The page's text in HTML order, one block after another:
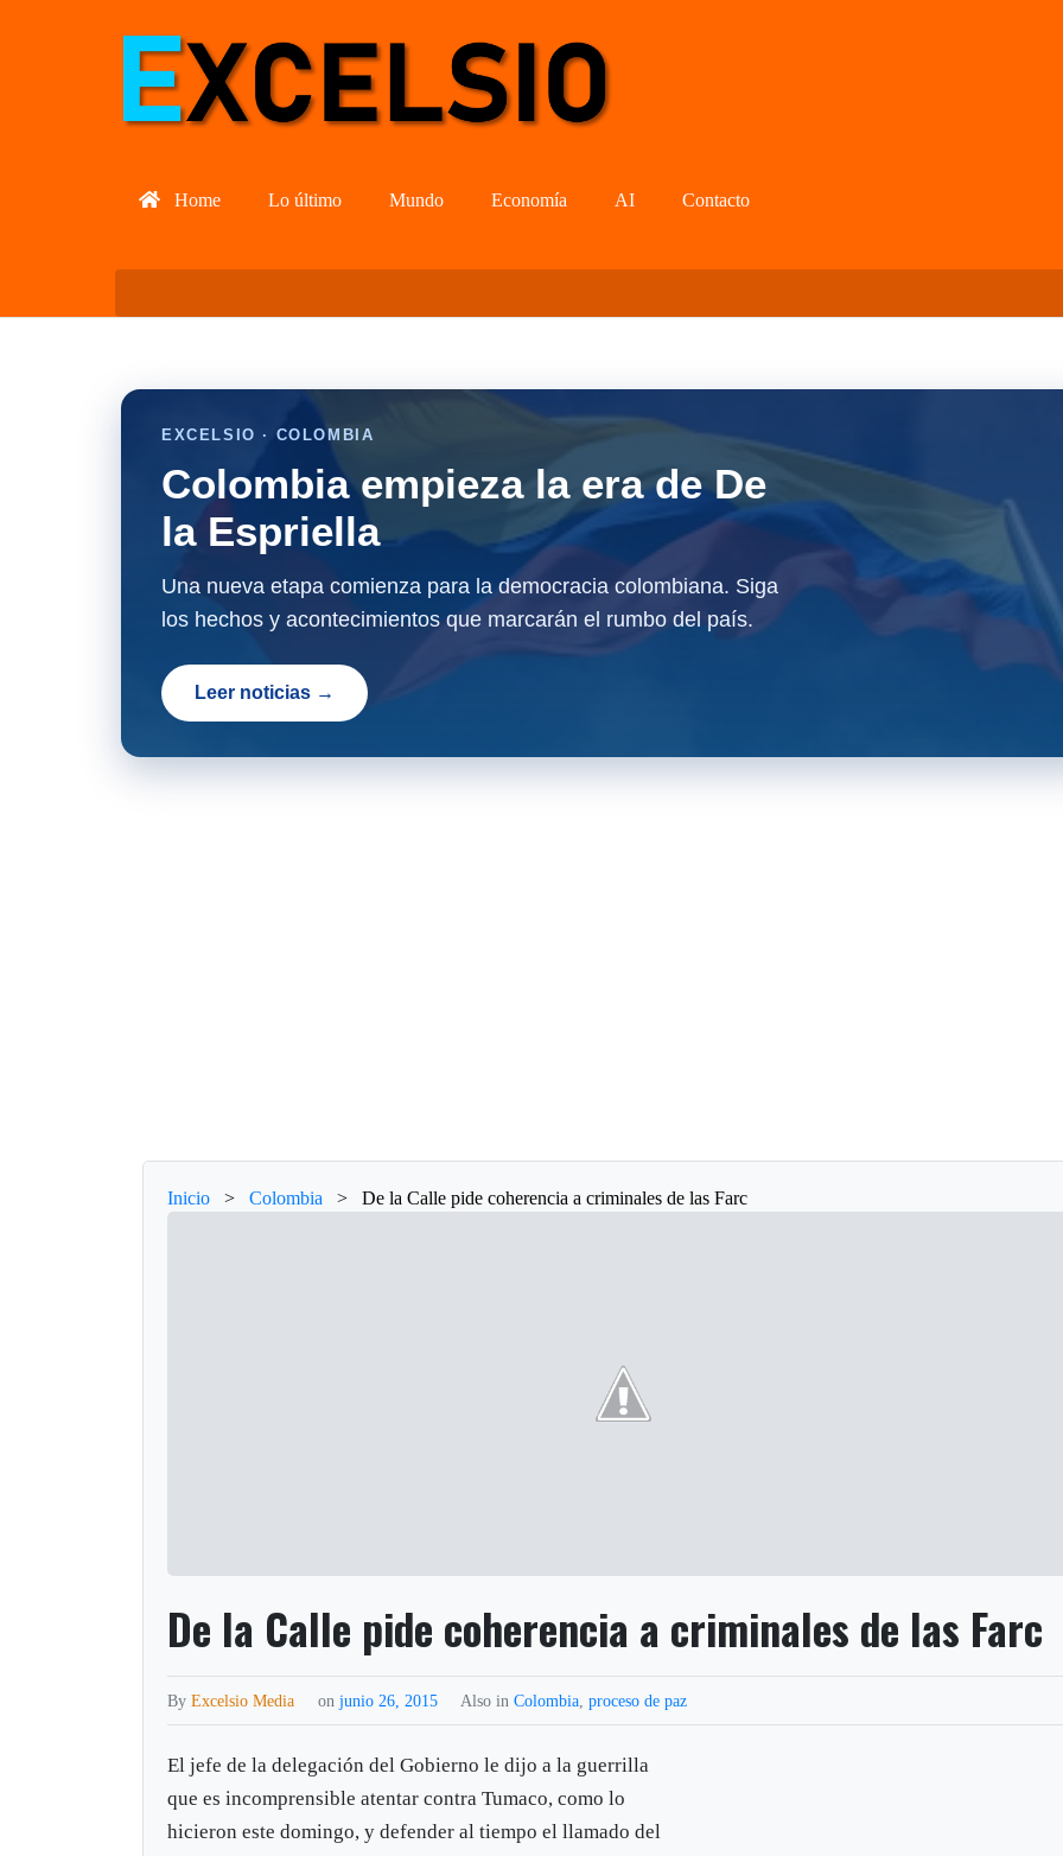
Home Lo último Mundo Economía AI Contacto
EXCELSIO · COLOMBIA
Colombia empieza la era de De
la Espriella
Una nueva etapa comienza para la democracia colombiana. Siga
los hechos y acontecimientos que marcarán el rumbo del país.
Leer noticias →
Inicio > Colombia > De la Calle pide coherencia a criminales de las Farc
De la Calle pide coherencia a criminales de las Farc
ByExcelsio Media onjunio 26, 2015 Also inColombia ,proceso de paz
El jefe de la delegación del Gobierno le dijo a la guerrilla
que es incomprensible atentar contra Tumaco, como lo
hicieron este domingo, y defender al tiempo el llamado del